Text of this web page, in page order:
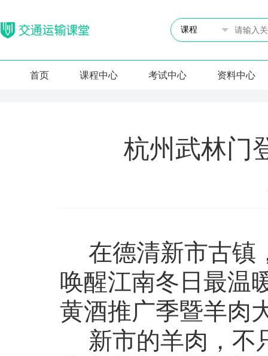
首页 课程中心 考试中心 资料中心
杭州武林门
在德清新市古镇
唤醒江南冬日最温
黄酒推广季暨羊肉
新市的羊肉，不